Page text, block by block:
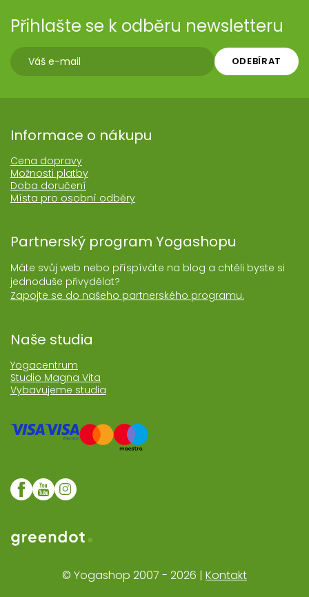
Přihlašte se k odběru newsletteru
ODEBÍRAT
Informace o nákupu
Cena dopravy
Možnosti platby
Doba doručení
Místa pro osobní odběry
Partnerský program Yogashopu
Máte svůj web nebo příspíváte na blog a chtěli byste si
jednoduše přivydělat?
Zapojte se do našeho partnerského programu.
Naše studia
Yogacentrum
Studio Magna Vita
Vybavujeme studia
Web realozoval Greendot
© Yogashop 2007 - 2026 | Kontakt